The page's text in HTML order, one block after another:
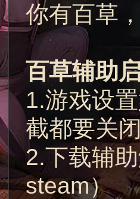
你有百草
百草辅助
1.游戏设
截都要关
2.下载辅
steam）